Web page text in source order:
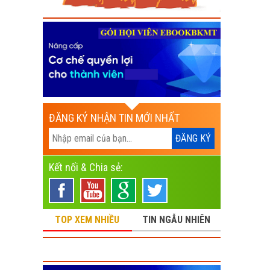
ĐĂNG KÝ NHẬN TIN MỚI NHẤT
Kết nối & Chia sẻ:
TOP XEM NHIỀU TIN NGẪU NHIÊN